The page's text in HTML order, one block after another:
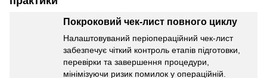
Покроковий чек-лист повного циклу
Налаштовуваний періопераційний чек-лист
забезпечує чіткий контроль етапів підготовки,
перевірки та завершення процедури,
мінімізуючи ризик помилок у операційній.